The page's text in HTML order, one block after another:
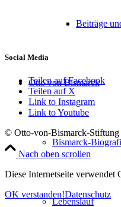
Beiträge
Otto von Bismarck
Bismarck-
Lebenslauf
Social Media
Teilen auf Facebook
Teilen auf X
Link to Instagram
Link to Youtube
© Otto-von-Bismarck-Stiftung
Nach oben scrollen
Diese Internetseite verwendet
OK verstanden!Datenschutz